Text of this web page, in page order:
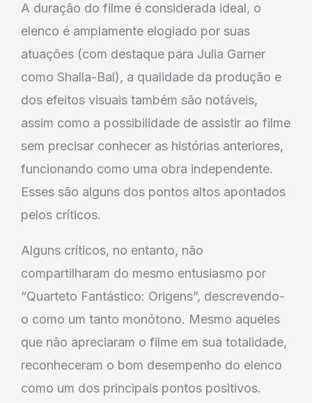
A duração do filme é considerada ideal, o
elenco é amplamente elogiado por suas
atuações (com destaque para Julia Garner
como Shalla-Bal), a qualidade da produção e
dos efeitos visuais também são notáveis,
assim como a possibilidade de assistir ao filme
sem precisar conhecer as histórias anteriores,
funcionando como uma obra independente.
Esses são alguns dos pontos altos apontados
pelos críticos.
Alguns críticos, no entanto, não
compartilharam do mesmo entusiasmo por
“Quarteto Fantástico: Origens”, descrevendo-
o como um tanto monótono. Mesmo aqueles
que não apreciaram o filme em sua totalidade,
reconheceram o bom desempenho do elenco
como um dos principais pontos positivos.